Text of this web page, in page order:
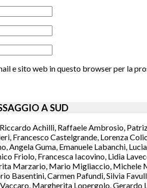
e sito web in questo browser per la
A SUD
Achilli, Raffaele Ambrosio,
Francesco Castelgrande, Lorenza
Angela Guma, Emanuele Labanchi,
Friolo, Francesca Iacovino, Lidia
Marzario, Mario Migliaccio, Michele
Basentini, Carmen Pafundi, Silvia
Margherita Lopergolo,